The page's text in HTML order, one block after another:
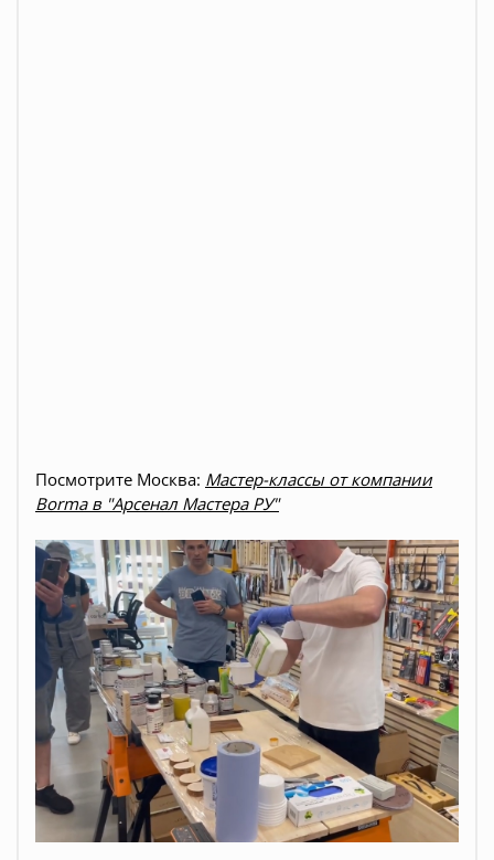
Посмотрите Москва: Мастер-классы от компании
Borma в "Арсенал Мастера РУ"